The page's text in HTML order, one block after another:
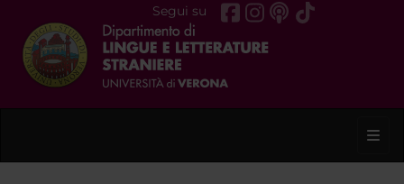
Segui su